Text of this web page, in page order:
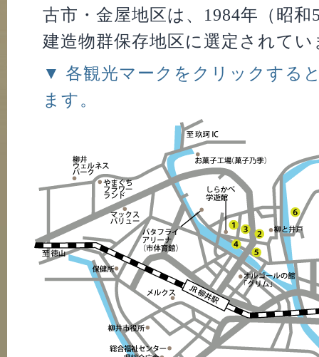
古市・金屋地区は、1984年（昭
建造物群保存地区に選定されてい
▼ 各観光マークをクリックする
ます。